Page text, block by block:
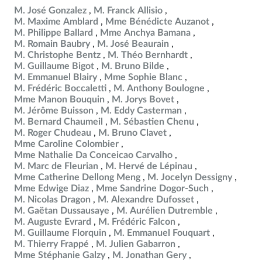
M. José Gonzalez
M. Franck Allisio
M. Maxime Amblard
Mme Bénédicte Auzanot
M. Philippe Ballard
Mme Anchya Bamana
M. Romain Baubry
M. José Beaurain
M. Christophe Bentz
M. Théo Bernhardt
M. Guillaume Bigot
M. Bruno Bilde
M. Emmanuel Blairy
Mme Sophie Blanc
M. Frédéric Boccaletti
M. Anthony Boulogne
Mme Manon Bouquin
M. Jorys Bovet
M. Jérôme Buisson
M. Eddy Casterman
M. Bernard Chaumeil
M. Sébastien Chenu
M. Roger Chudeau
M. Bruno Clavet
Mme Caroline Colombier
Mme Nathalie Da Conceicao Carvalho
M. Marc de Fleurian
M. Hervé de Lépinau
Mme Catherine Dellong Meng
M. Jocelyn Dessigny
Mme Edwige Diaz
Mme Sandrine Dogor-Such
M. Nicolas Dragon
M. Alexandre Dufosset
M. Gaëtan Dussausaye
M. Aurélien Dutremble
M. Auguste Evrard
M. Frédéric Falcon
M. Guillaume Florquin
M. Emmanuel Fouquart
M. Thierry Frappé
M. Julien Gabarron
Mme Stéphanie Galzy
M. Jonathan Gery